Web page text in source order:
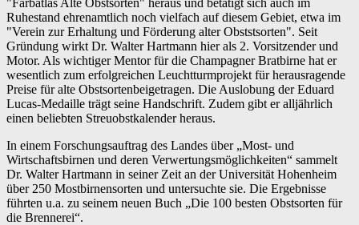
Ruhestand ehrenamtlich noch vielfach auf diesem Gebiet, etwa im
"Verein zur Erhaltung und Förderung alter Obststsorten". Seit
Gründung wirkt Dr. Walter Hartmann hier als 2. Vorsitzender und
Motor. Als wichtiger Mentor für die Champagner Bratbirne hat er
wesentlich zum erfolgreichen Leuchtturmprojekt für herausragende
Preise für alte Obstsortenbeigetragen. Die Auslobung der Eduard
Lucas-Medaille trägt seine Handschrift. Zudem gibt er alljährlich
einen beliebten Streuobstkalender heraus.
In einem Forschungsauftrag des Landes über „Most- und
Wirtschaftsbirnen und deren Verwertungsmöglichkeiten“ sammelt
Dr. Walter Hartmann in seiner Zeit an der Universität Hohenheim
über 250 Mostbirnensorten und untersuchte sie. Die Ergebnisse
führten u.a. zu seinem neuen Buch „Die 100 besten Obstsorten für
die Brennerei“.